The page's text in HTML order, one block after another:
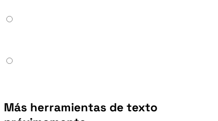
Más herramientas de texto